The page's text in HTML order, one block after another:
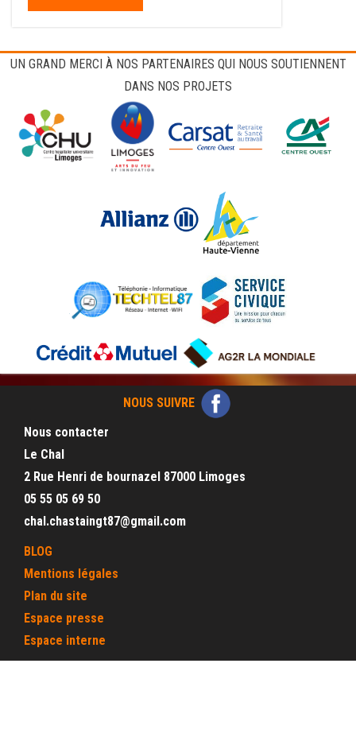
UN GRAND MERCI À NOS PARTENAIRES QUI NOUS SOUTIENNENT
DANS NOS PROJETS
NOUS SUIVRE
Nous contacter
Le Chal
2 Rue Henri de bournazel 87000 Limoges
05 55 05 69 50
chal.chastaingt87@gmail.com
BLOG
Mentions légales
Plan du site
Espace presse
Espace interne